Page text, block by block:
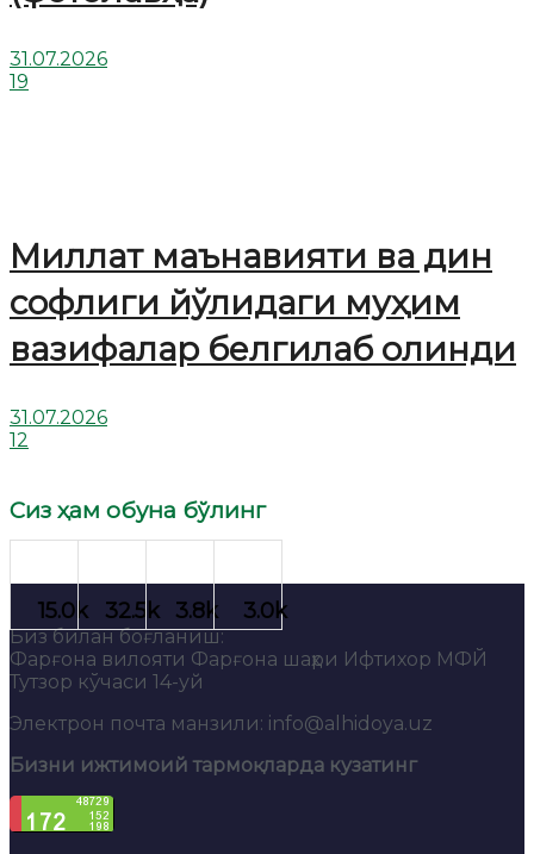
31.07.2026
19
Миллат маънавияти ва дин
софлиги йўлидаги муҳим
вазифалар белгилаб олинди
31.07.2026
12
Сиз ҳам обуна бўлинг
Биз билан боғланиш:
Фарғона вилояти Фарғона шаҳри Ифтихор МФЙ
Тутзор кўчаси 14-уй
Электрон почта манзили: info@alhidoya.uz
Бизни ижтимоий тармоқларда кузатинг